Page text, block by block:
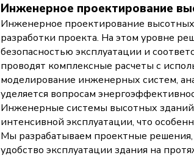
Инженерное проектирование
Инженерное проектирование
разработки проекта. На этом уровне
безопасностью эксплуатации и
проводят комплексные расчеты с
моделирование инженерных систем,
уделяется вопросам
Инженерные системы высотных
интенсивной эксплуатации, что
Мы разрабатываем проектные
удобство эксплуатации здания на